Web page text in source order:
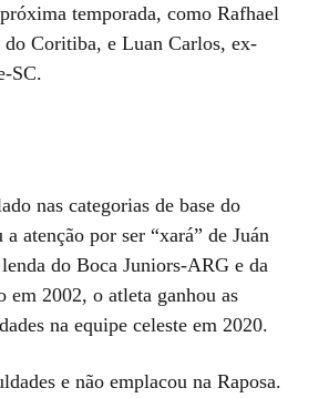
temporada, como Rafhael
do Coritiba, e Luan Carlos, ex-
SC.
nas categorias de base do
atenção por ser “xará” de Juán
do Boca Juniors-ARG e da
em 2002, o atleta ganhou as
na equipe celeste em 2020.
e não emplacou na Raposa.